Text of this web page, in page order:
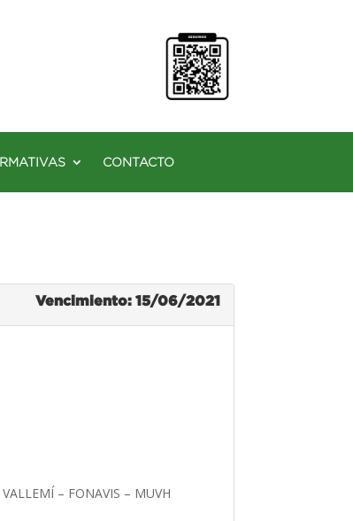
CONTACTO
Vencimiento: 15/06/2021
– FONAVIS – MUVH